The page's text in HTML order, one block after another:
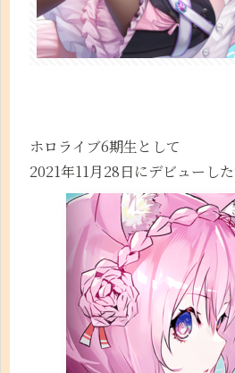
ホロライブ6期生として
2021年11月28日にデビューした